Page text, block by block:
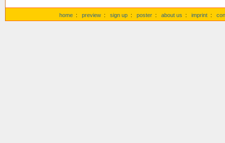
home : preview : sign up : poster : about us : imprint :